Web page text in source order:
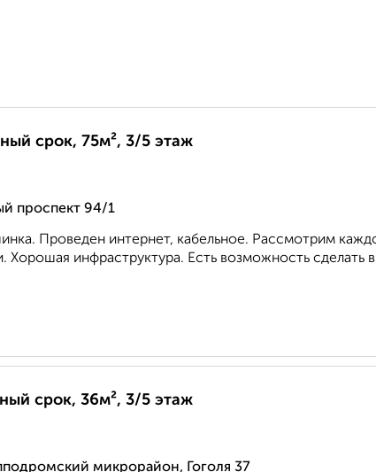
срок, 75м², 3/5 этаж
проспект 94/1
Проведен интернет, кабельное. Рассмотрим
инфраструктура. Есть возможность сделать
срок, 36м², 3/5 этаж
микрорайон, Гоголя 37